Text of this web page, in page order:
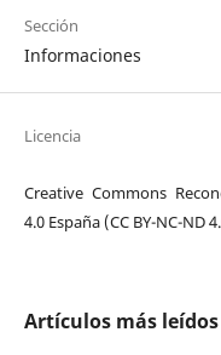
Sección
Informaciones
Licencia
Creative Commons
4.0 España (CC BY-NC-ND
Artículos más